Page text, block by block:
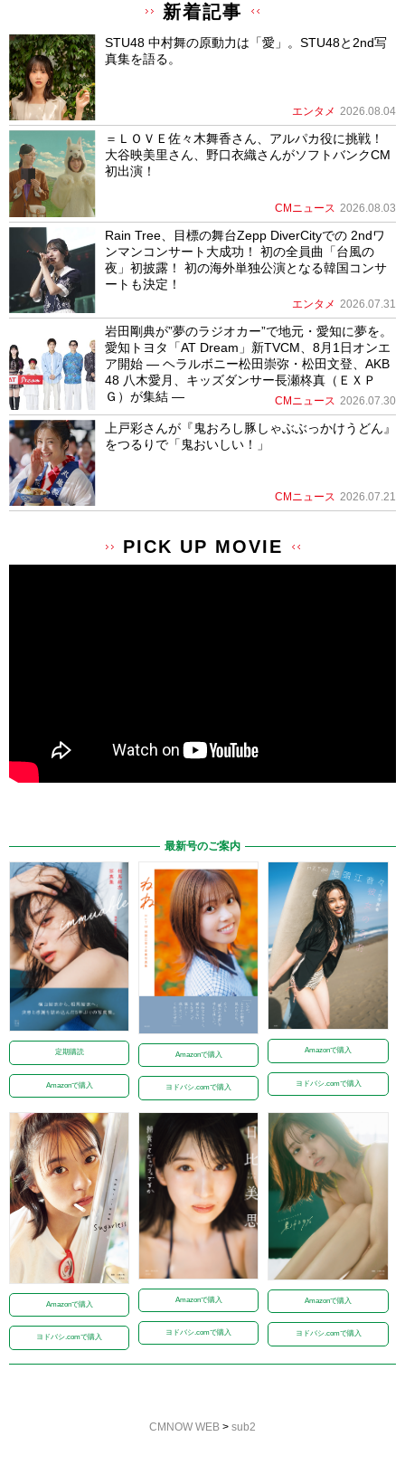
新着記事
STU48 中村舞の原動力は「愛」。STU48と2nd写
真集を語る。
エンタメ 2026.08.04
＝ＬＯＶＥ佐々木舞香さん、アルパカ役に挑戦！
大谷映美里さん、野口衣織さんがソフトバンクCM
初出演！
CMニュース 2026.08.03
Rain Tree、目標の舞台Zepp DiverCityでの 2ndワ
ンマンコンサート大成功！ 初の全員曲「台風の
夜」初披露！ 初の海外単独公演となる韓国コンサ
ートも決定！
エンタメ 2026.07.31
岩田剛典が”夢のラジオカー”で地元・愛知に夢を。
愛知トヨタ「AT Dream」新TVCM、8月1日オンエ
ア開始 ― ヘラルボニー松田崇弥・松田文登、AKB
48 八木愛月、キッズダンサー長瀬柊真（ＥＸＰ
Ｇ）が集結 ―
CMニュース 2026.07.30
上戸彩さんが『鬼おろし豚しゃぶぶっかけうどん』
をつるりで「鬼おいしい！」
CMニュース 2026.07.21
PICK UP MOVIE
最新号のご案内
定期購読
Amazonで購入
Amazonで購入
ヨドバシ.comで購入
Amazonで購入
ヨドバシ.comで購入
Amazonで購入
ヨドバシ.comで購入
Amazonで購入
ヨドバシ.comで購入
Amazonで購入
ヨドバシ.comで購入
CMNOW WEB > sub2